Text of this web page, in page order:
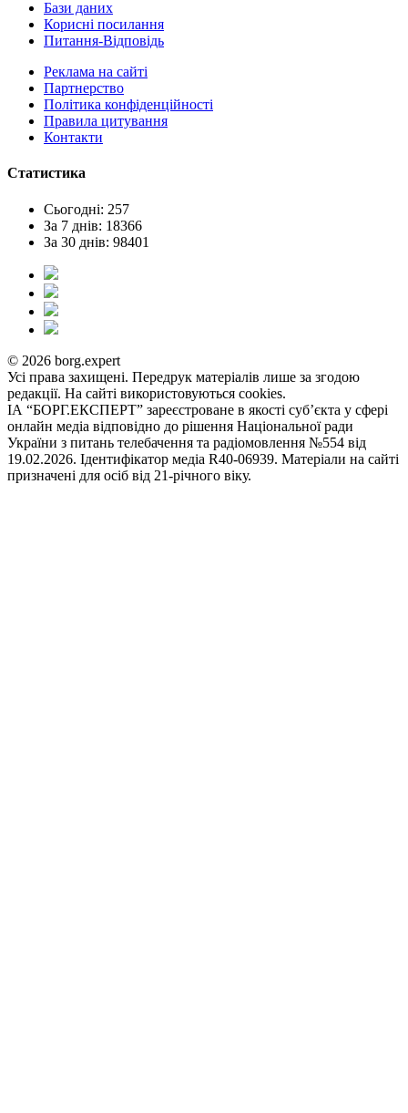
Бази даних
Корисні посилання
Питання-Відповідь
Реклама на сайтi
Партнерство
Політика конфіденційності
Правила цитування
Контакти
Статистика
Сьогодні: 257
За 7 днів: 18366
За 30 днів: 98401
© 2026 borg.expert
Усі права захищені. Передрук матеріалів лише за згодою
редакції. На сайті використовуються cookies.
ІА “БОРГ.ЕКСПЕРТ” зареєстроване в якості суб’єкта у сфері
онлайн медіа відповідно до рішення Національної ради
України з питань телебачення та радіомовлення №554 від
19.02.2026. Ідентифікатор медіа R40-06939. Матеріали на сайті
призначені для осіб від 21-річного віку.